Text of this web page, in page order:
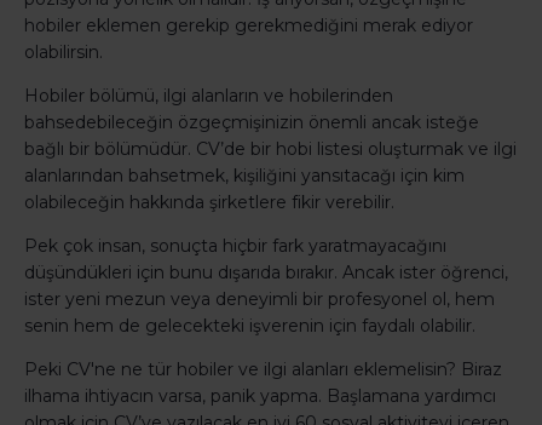
hobiler eklemen gerekip gerekmediğini merak ediyor
olabilirsin.
Hobiler bölümü, ilgi alanların ve hobilerinden
bahsedebileceğin özgeçmişinizin önemli ancak isteğe
bağlı bir bölümüdür. CV’de bir hobi listesi oluşturmak ve ilgi
alanlarından bahsetmek, kişiliğini yansıtacağı için kim
olabileceğin hakkında şirketlere fikir verebilir.
Pek çok insan, sonuçta hiçbir fark yaratmayacağını
düşündükleri için bunu dışarıda bırakır. Ancak ister öğrenci,
ister yeni mezun veya deneyimli bir profesyonel ol, hem
senin hem de gelecekteki işverenin için faydalı olabilir.
Peki CV'ne ne tür hobiler ve ilgi alanları eklemelisin? Biraz
ilhama ihtiyacın varsa, panik yapma. Başlamana yardımcı